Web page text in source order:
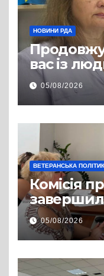
НОВИНИ РДА
вас із
життя
05/08/2026
ВЕТЕРАНСЬКА
Комісія
на посади
05/08/2026